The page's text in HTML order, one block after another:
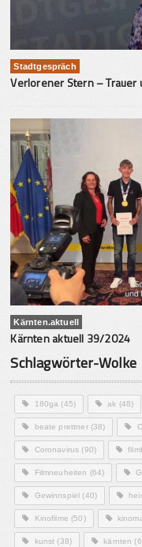
Stadtgespräch
Verlorener Stern – Trauer
Kärnten.aktuell
Kärnten aktuell 39/2024
Schlagwörter-Wolke
180ga (45) ak (48)
beate prettner(38)
Coronavirus (90)
Filmneuheiten (64)
Gewinnspiel (40)
Kinofilme (50)
kunst (38) kärnten